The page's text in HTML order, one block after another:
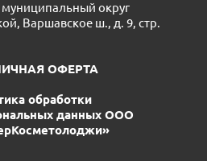
муниципальный округ
Варшавское ш., д. 9, стр.
ОФЕРТА
обработки
данных ООО